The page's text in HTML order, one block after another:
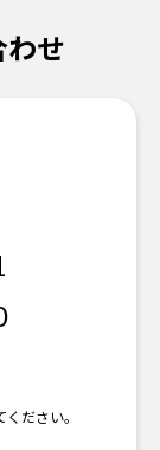
わせ
ださい。